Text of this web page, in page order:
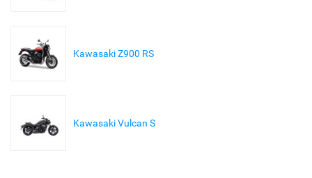
Kawasaki Z900 RS
Kawasaki Vulcan S